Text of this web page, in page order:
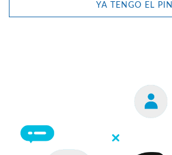
YA TENGO EL PIN